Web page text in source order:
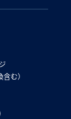
む）